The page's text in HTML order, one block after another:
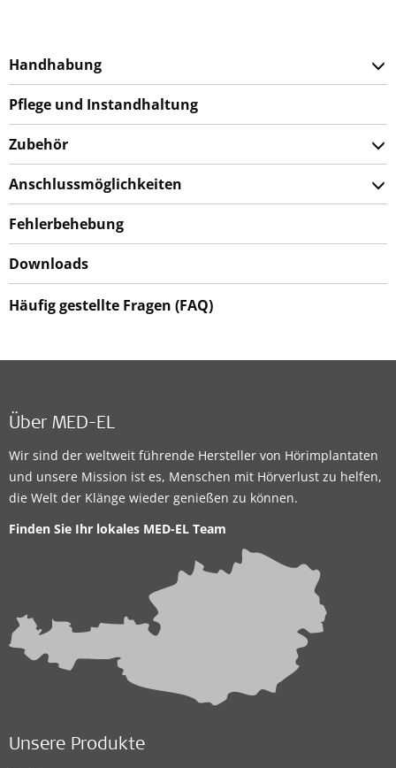
Handhabung
Pflege und Instandhaltung
Zubehör
Anschlussmöglichkeiten
Fehlerbehebung
Downloads
Häufig gestellte Fragen (FAQ)
Über MED-EL
Wir sind der weltweit führende Hersteller von Hörimplantaten
und unsere Mission ist es, Menschen mit Hörverlust zu helfen,
die Welt der Klänge wieder genießen zu können.
Finden Sie Ihr lokales MED-EL Team
Unsere Produkte